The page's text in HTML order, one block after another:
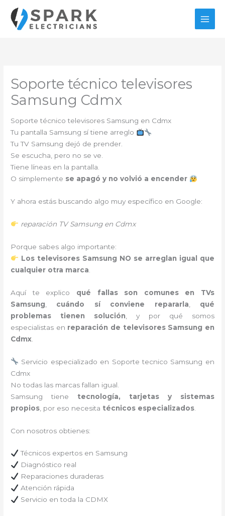
contenido
Soporte técnico televisores
Samsung Cdmx
Soporte técnico televisores Samsung en Cdmx
Tu pantalla Samsung sí tiene arreglo
Tu TV Samsung dejó de prender.
Se escucha, pero no se ve.
Tiene líneas en la pantalla.
O simplemente se apagó y no volvió a encender
Y ahora estás buscando algo muy específico en Google:
reparación TV Samsung en Cdmx
Porque sabes algo importante:
Los televisores Samsung NO se arreglan igual que
cualquier otra marca
Aquí te explico qué fallas son comunes en TVs
Samsung
cuándo sí conviene repararla
qué
problemas tienen solución , y por qué somos
especialistas en reparación de televisores Samsung en
Cdmx
Servicio especializado en Soporte tecnico Samsung en
Cdmx
No todas las marcas fallan igual.
Samsung tiene tecnología, tarjetas y sistemas
propios , por eso necesita técnicos especializados
Con nosotros obtienes:
Técnicos expertos en Samsung
Diagnóstico real
Reparaciones duraderas
Atención rápida
Servicio en toda la CDMX